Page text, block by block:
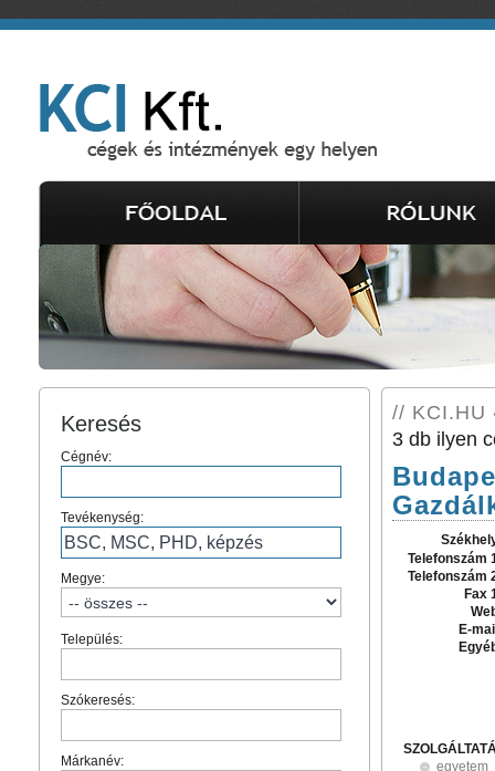
Keresés
Cégnév:
Tevékenység:
Megye:
Település:
Szókeresés:
Márkanév:
// KCI.HU
3 db ilyen
Telefonszám
Telefonszám
Fax
E-
egyetem